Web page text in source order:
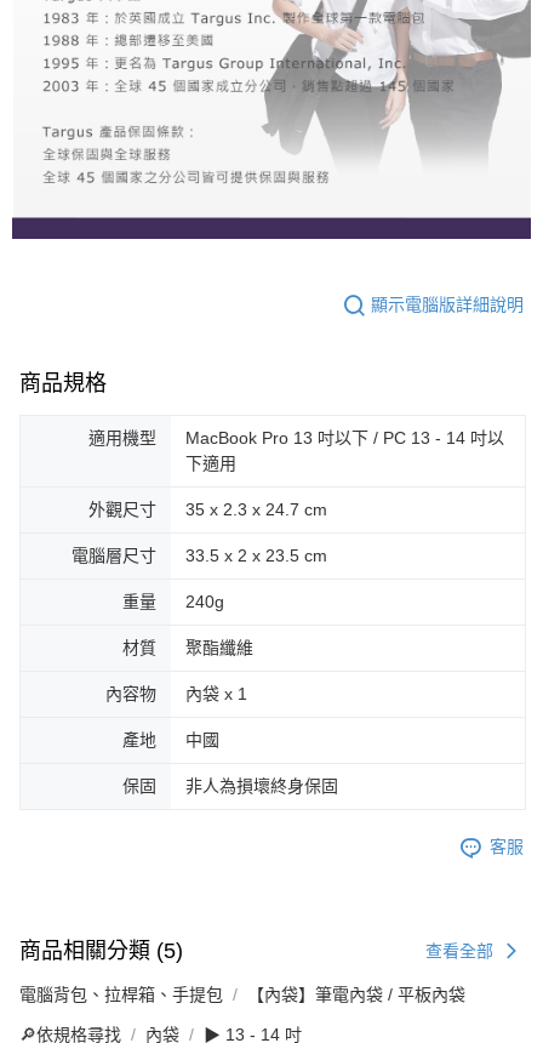
顯示電腦版詳細說明
商品規格
適用機型
MacBook Pro 13 吋以下 / PC 13 - 14 吋以
下適用
外觀尺寸 35 x 2.3 x 24.7 cm
電腦層尺寸 33.5 x 2 x 23.5 cm
重量 240g
材質 聚酯纖維
內容物 內袋 x 1
產地 中國
保固 非人為損壞終身保固
客服
商品相關分類 (5) 查看全部
電腦背包、拉桿箱、手提包 【內袋】筆電內袋 / 平板內袋
🔎依規格尋找 內袋 ▶ 13 - 14 吋